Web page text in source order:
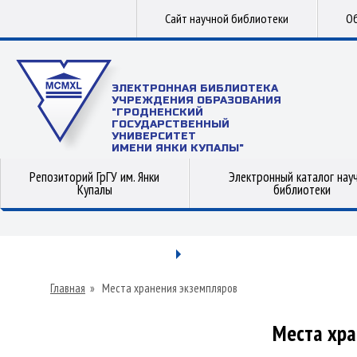
Сайт научной библиотеки
ЭЛЕКТРОННАЯ БИБЛИОТЕКА
УЧРЕЖДЕНИЯ ОБРАЗОВАНИЯ
"ГРОДНЕНСКИЙ
ГОСУДАРСТВЕННЫЙ
УНИВЕРСИТЕТ
ИМЕНИ ЯНКИ КУПАЛЫ"
Репозиторий ГрГУ им. Янки
Купалы
Электронный каталог
библиотеки
Главная » Места хранения экземпляров
Места